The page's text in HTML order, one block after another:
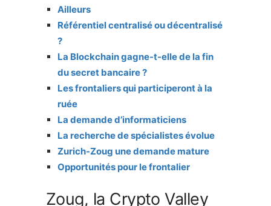
Ailleurs
Référentiel centralisé ou décentralisé
?
La Blockchain gagne-t-elle de la fin
du secret bancaire ?
Les frontaliers qui participeront à la
ruée
La demande d’informaticiens
La recherche de spécialistes évolue
Zurich-Zoug une demande mature
Opportunités pour le frontalier
Zoug, la Crypto Valley